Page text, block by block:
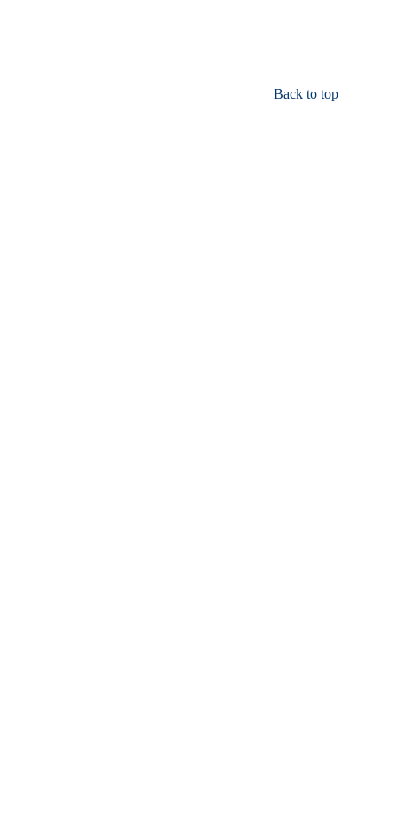
Back to top